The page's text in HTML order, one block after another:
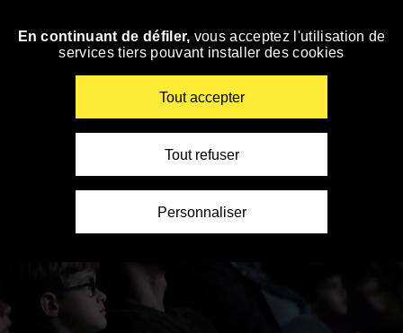
Skip
En continuant de défiler, vous acceptez l'utilisation de
services tiers pouvant installer des cookies
Tout accepter
Tout refuser
Personnaliser